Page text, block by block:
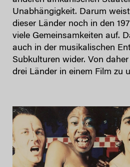
Unabhängigkeit. Darum
dieser Länder noch in den
viele Gemeinsamkeiten auf.
auch in der musikalischen
Subkulturen wider. Von
drei Länder in einem Film zu